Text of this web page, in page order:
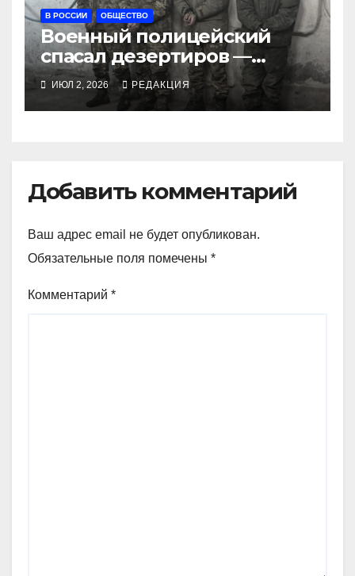
В РОССИИ ОБЩЕСТВО
Военный полицейский
спасал дезертиров —
получил 10 лет
ИЮЛ 2, 2026 РЕДАКЦИЯ
Добавить комментарий
Ваш адрес email не будет опубликован.
Обязательные поля помечены *
Комментарий *